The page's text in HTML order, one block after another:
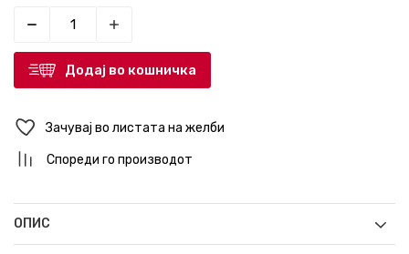
Додај во кошничка
Зачувај во листата на желби
Спореди го производот
ОПИС